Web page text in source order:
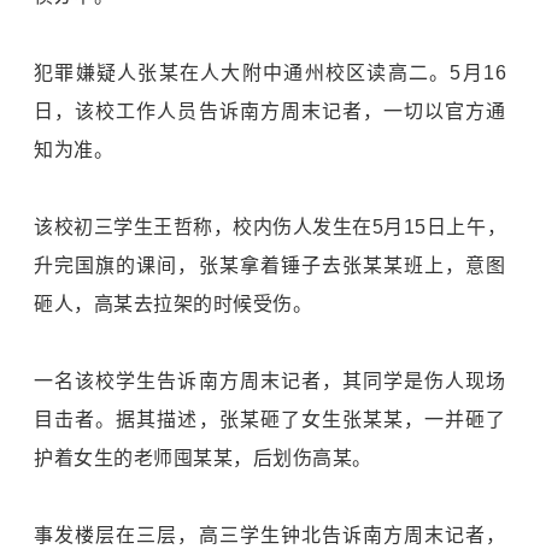
犯罪嫌疑人张某在人大附中通州校区读高二。5月16
日，该校工作人员告诉南方周末记者，一切以官方通
知为准。
该校初三学生王哲称，校内伤人发生在5月15日上午，
升完国旗的课间，张某拿着锤子去张某某班上，意图
砸人，高某去拉架的时候受伤。
一名该校学生告诉南方周末记者，其同学是伤人现场
目击者。据其描述，张某砸了女生张某某，一并砸了
护着女生的老师囤某某，后划伤高某。
事发楼层在三层，高三学生钟北告诉南方周末记者，